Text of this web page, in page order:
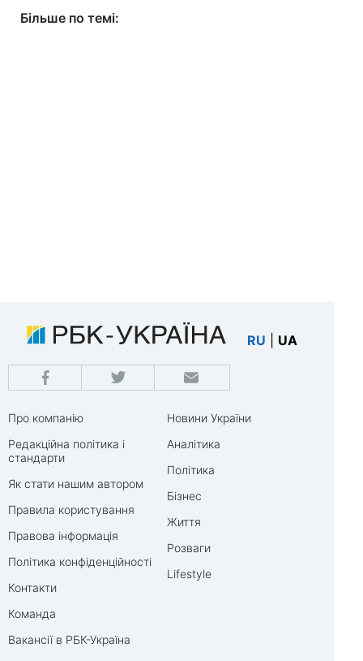
Більше по темі:
RU UA
Про компанію
Редакційна політика і
стандарти
Як стати нашим автором
Правила користування
Правова інформація
Політика конфіденційності
Контакти
Команда
Вакансії в РБК-Україна
Новини України
Аналітика
Політика
Бізнес
Життя
Розваги
Lifestyle